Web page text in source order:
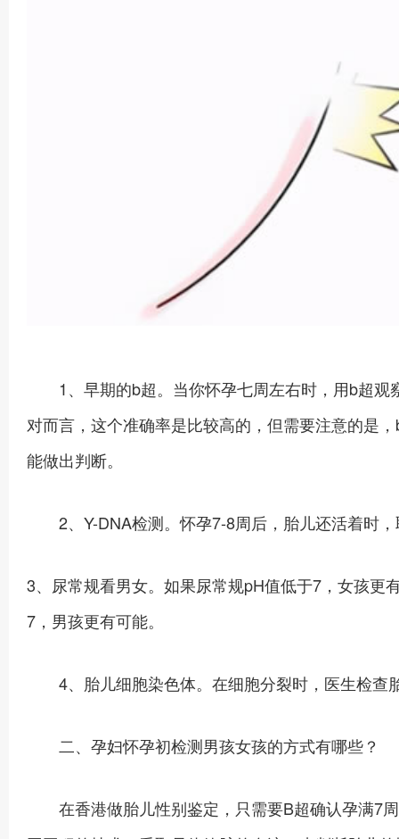
1、早期的b超。当你怀孕七周左右时，用b超观
对而言，这个准确率是比较高的，但需要注意的是
能做出判断。
2、Y-DNA检测。怀孕7-8周后，胎儿还活着时，
3、尿常规看男女。如果尿常规pH值低于7，女孩更
7，男孩更有可能。
4、胎儿细胞染色体。在细胞分裂时，医生检查
二、孕妇怀孕初检测男孩女孩的方式有哪些？
在香港做胎儿性别鉴定，只需要B超确认孕满7